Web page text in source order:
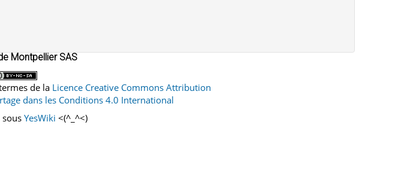
Montpellier SAS
de la Licence Creative Commons Attribution
dans les Conditions 4.0 International
sousYesWiki <(^_^<)